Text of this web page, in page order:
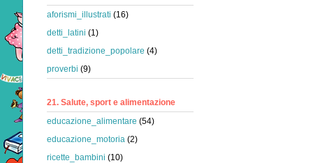
aforismi_illustrati (16)
detti_latini (1)
detti_tradizione_popolare (4)
proverbi (9)
21. Salute, sport e alimentazione
educazione_alimentare (54)
educazione_motoria (2)
ricette_bambini (10)